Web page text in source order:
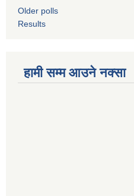
Older polls
Results
हामी सम्म आउने नक्सा